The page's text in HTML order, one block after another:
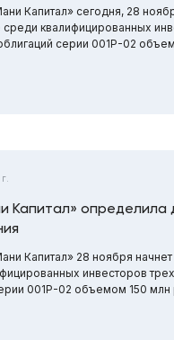
Капитал» сегодня, 28
квалифицированных
серии 001Р-02
Капитал» определила
Капитал» 28 ноября
инвесторов
001Р-02 объемом 150 млн